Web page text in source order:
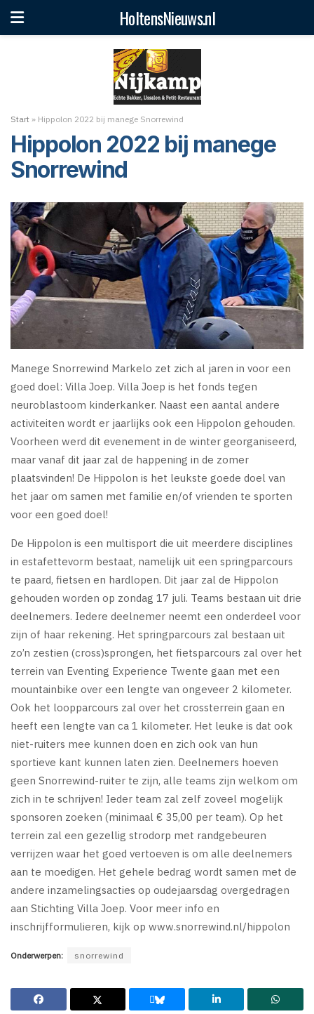
HoltensNieuws.nl
Start » Hippolon 2022 bij manege Snorrewind
Hippolon 2022 bij manege
Snorrewind
Manege Snorrewind Markelo zet zich al jaren in voor een
goed doel: Villa Joep. Villa Joep is het fonds tegen
neuroblastoom kinderkanker. Naast een aantal andere
activiteiten wordt er jaarlijks ook een Hippolon gehouden.
Voorheen werd dit evenement in de winter georganiseerd,
maar vanaf dit jaar zal de happening in de zomer
plaatsvinden! De Hippolon is het leukste goede doel van
het jaar om samen met familie en/of vrienden te sporten
voor een goed doel!
De Hippolon is een multisport die uit meerdere disciplines
in estafettevorm bestaat, namelijk uit een springparcours
te paard, fietsen en hardlopen. Dit jaar zal de Hippolon
gehouden worden op zondag 17 juli. Teams bestaan uit drie
deelnemers. Iedere deelnemer neemt een onderdeel voor
zijn of haar rekening. Het springparcours zal bestaan uit
zo’n zestien (cross)sprongen, het fietsparcours zal over het
terrein van Eventing Experience Twente gaan met een
mountainbike over een lengte van ongeveer 2 kilometer.
Ook het loopparcours zal over het crossterrein gaan en
heeft een lengte van ca 1 kilometer. Het leuke is dat ook
niet-ruiters mee kunnen doen en zich ook van hun
sportieve kant kunnen laten zien. Deelnemers hoeven
geen Snorrewind-ruiter te zijn, alle teams zijn welkom om
zich in te schrijven! Ieder team zal zelf zoveel mogelijk
sponsoren zoeken (minimaal € 35,00 per team). Op het
terrein zal een gezellig strodorp met randgebeuren
verrijzen waar het goed vertoeven is om alle deelnemers
aan te moedigen. Het gehele bedrag wordt samen met de
andere inzamelingsacties op oudejaarsdag overgedragen
aan Stichting Villa Joep. Voor meer info en
inschrijfformulieren, kijk op www.snorrewind.nl/hippolon
Onderwerpen: snorrewind